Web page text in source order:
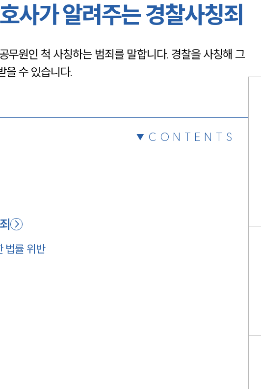
채용정보
1800-7905
사가 알려주는 경찰사칭죄
무원인 척 사칭하는 범죄를 말합니다. 경찰을 사칭해 그
을 수 있습니다.
CONTENTS
법률 위반